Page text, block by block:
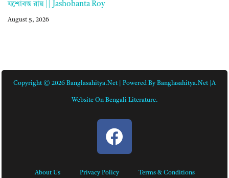
যশোবন্ত রায় || Jashobanta Roy
August 5, 2026
Copyright © 2026 Banglasahitya.net | Powered By Banglasahitya.net |A
Website On Bengali Literature.
About Us Privacy Policy Terms & Conditions